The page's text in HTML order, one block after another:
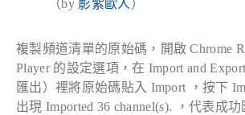
（by 影紫歐人 ）
複製頻道清單的原始碼，開啟 Chrome
Player 的設定選項，在 Import and
匯出）裡將原始碼貼入 Import ，按下
出現 Imported 36 channel(s). ，代表成功